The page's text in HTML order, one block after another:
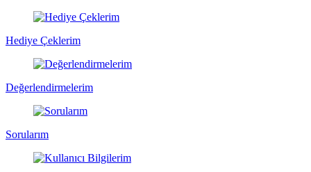
Hediye Çeklerim
Değerlendirmelerim
Sorularım